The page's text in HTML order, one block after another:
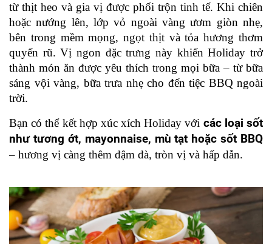
từ thịt heo và gia vị được phối trộn tinh tế. Khi chiên
hoặc nướng lên, lớp vỏ ngoài vàng ươm giòn nhẹ,
bên trong mềm mọng, ngọt thịt và tỏa hương thơm
quyến rũ. Vị ngon đặc trưng này khiến Holiday trở
thành món ăn được yêu thích trong mọi bữa – từ bữa
sáng vội vàng, bữa trưa nhẹ cho đến tiệc BBQ ngoài
trời.
Bạn có thể kết hợp xúc xích Holiday với các loại sốt
như tương ớt, mayonnaise, mù tạt hoặc sốt BBQ
– hương vị càng thêm đậm đà, tròn vị và hấp dẫn.